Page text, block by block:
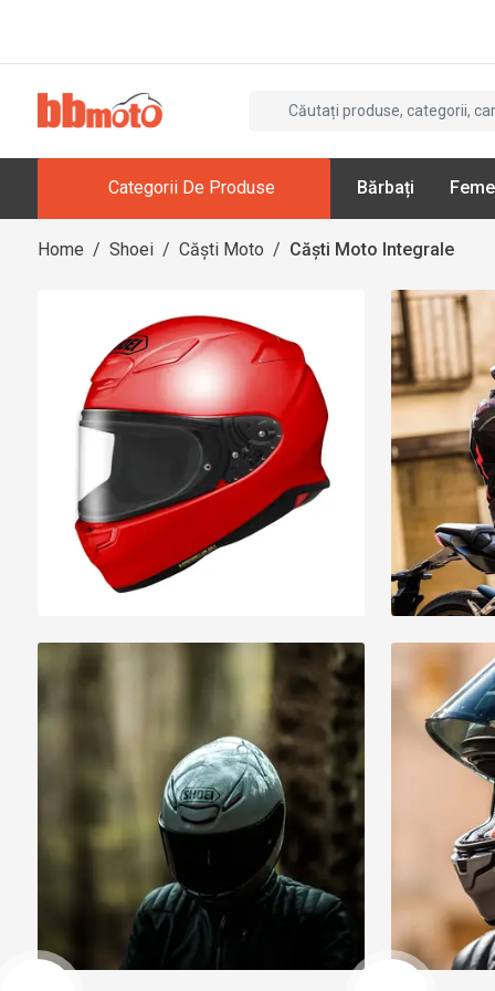
Categorii De Produse Bărbați
Home / Shoei / Căști Moto / Căști Moto Integrale